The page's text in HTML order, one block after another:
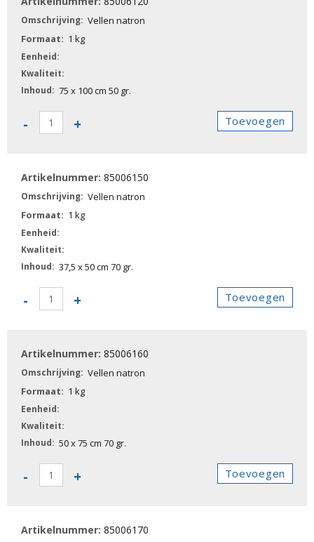
aantal
Vellen natron
1 kg
75 x 100 cm 50 gr.
-
85006120
aantal
+ Toevoegen
85006150
Vellen natron
1 kg
37,5 x 50 cm 70 gr.
-
85006150
aantal
+ Toevoegen
85006160
Vellen natron
1 kg
50 x 75 cm 70 gr.
-
85006160
aantal
+ Toevoegen
85006170